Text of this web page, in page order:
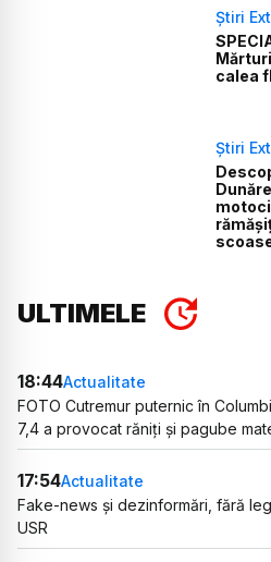
Știri
calea
Știri
ULTIMELE
18:44Actualitate
FOTO Cutremur puternic în
7,4 a provocat răniți și pagube
17:54Actualitate
Fake-news și dezinformări, fără
USR